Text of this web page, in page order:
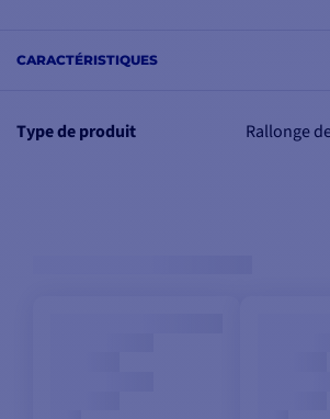
CARACTÉRISTIQUES
Type de produit Rallonge